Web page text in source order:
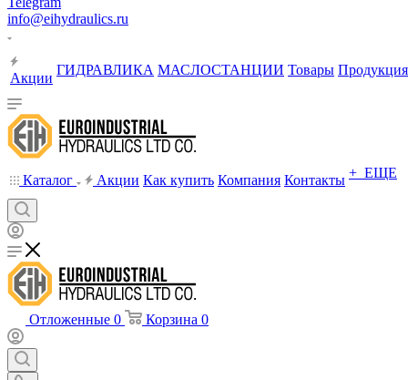
info@eihydraulics.ru
Акции
ГИДРАВЛИКА МАСЛОСТАНЦИИ Товары Продукция
Каталог Акции Как купить Компания Контакты + ЕЩЕ
Отложенные 0 Корзина 0